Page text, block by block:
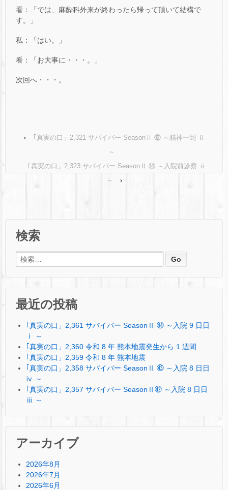
看：「では、麻酔科外来が終わったら帰って頂いて結構で
す。」
私：「はい。」
看：「お大事に・・・。」
次回へ・・・。
‹
｢真実の口」2,321 サバイバー SeasonⅡ ⑫ ～精神一到 ⅱ
～
｢真実の口」2,323 サバイバー SeasonⅡ ⑭ ～入院前診察 ⅱ
～
›
検索
検索:
最近の投稿
｢真実の口」2,361 サバイバー SeasonⅡ ㊹ ～入院 9 日日
ⅰ ～
｢真実の口」2,360 令和 8 年 熊本地震発生から 1 週間
｢真実の口」2,359 令和 8 年 熊本地震
｢真実の口」2,358 サバイバー SeasonⅡ ㊸ ～入院 8 日日
ⅳ ～
｢真実の口」2,357 サバイバー SeasonⅡ㊷ ～入院 8 日日
ⅲ ～
アーカイブ
2026年8月
2026年7月
2026年6月